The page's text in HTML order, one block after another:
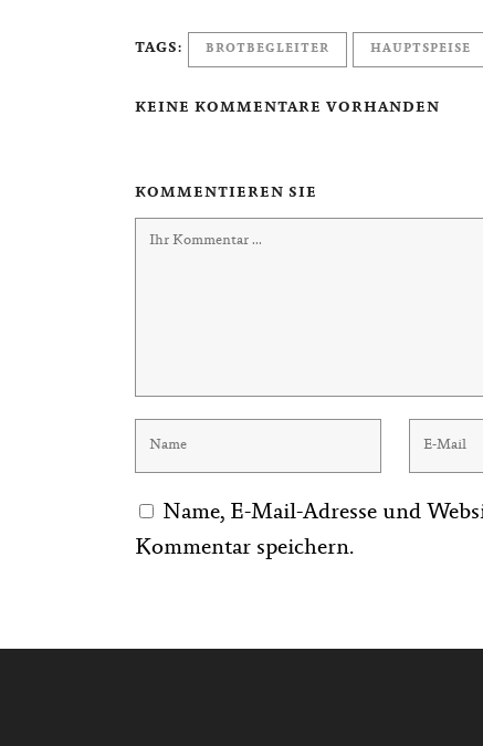
TAGS: BROTBEGLEITER HAUPTSPEISE
KEINE KOMMENTARE VORHANDEN
KOMMENTIEREN SIE
Name, E-Mail-Adresse und
Kommentar speichern.